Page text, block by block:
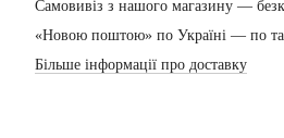
Самовивіз з нашого магазину —
«Новою поштою» по Україні — по
Більше інформації про доставку